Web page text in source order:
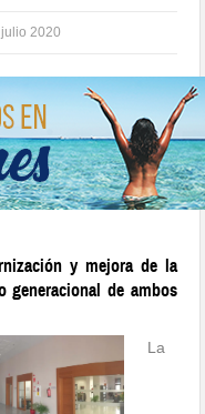
2020
y mejora de la
generacional de ambos
La